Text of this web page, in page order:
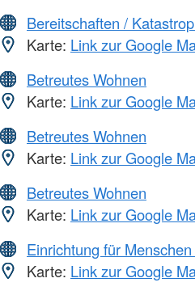
Bereitschaften /
Karte: Link zur Google
Betreutes Wohnen
Karte: Link zur Google
Betreutes Wohnen
Karte: Link zur Google
Betreutes Wohnen
Karte: Link zur Google
Einrichtung für
Karte: Link zur Google